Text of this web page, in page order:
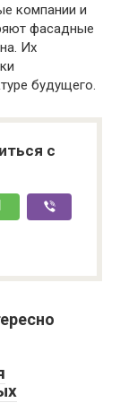
компании и
фасадные
Их
будущего.
с